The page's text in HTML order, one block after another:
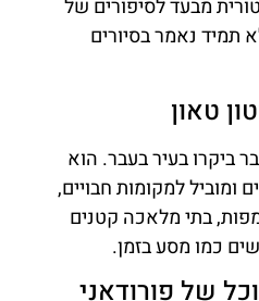
מבעד לסיפורים של
תמיד נאמר בסיורים
טאון
ביקרו בעיר בעבר. הוא
ומוביל למקומות חבויים,
בתי מלאכה קטנים
כמו מסע בזמן.
של פורודאני